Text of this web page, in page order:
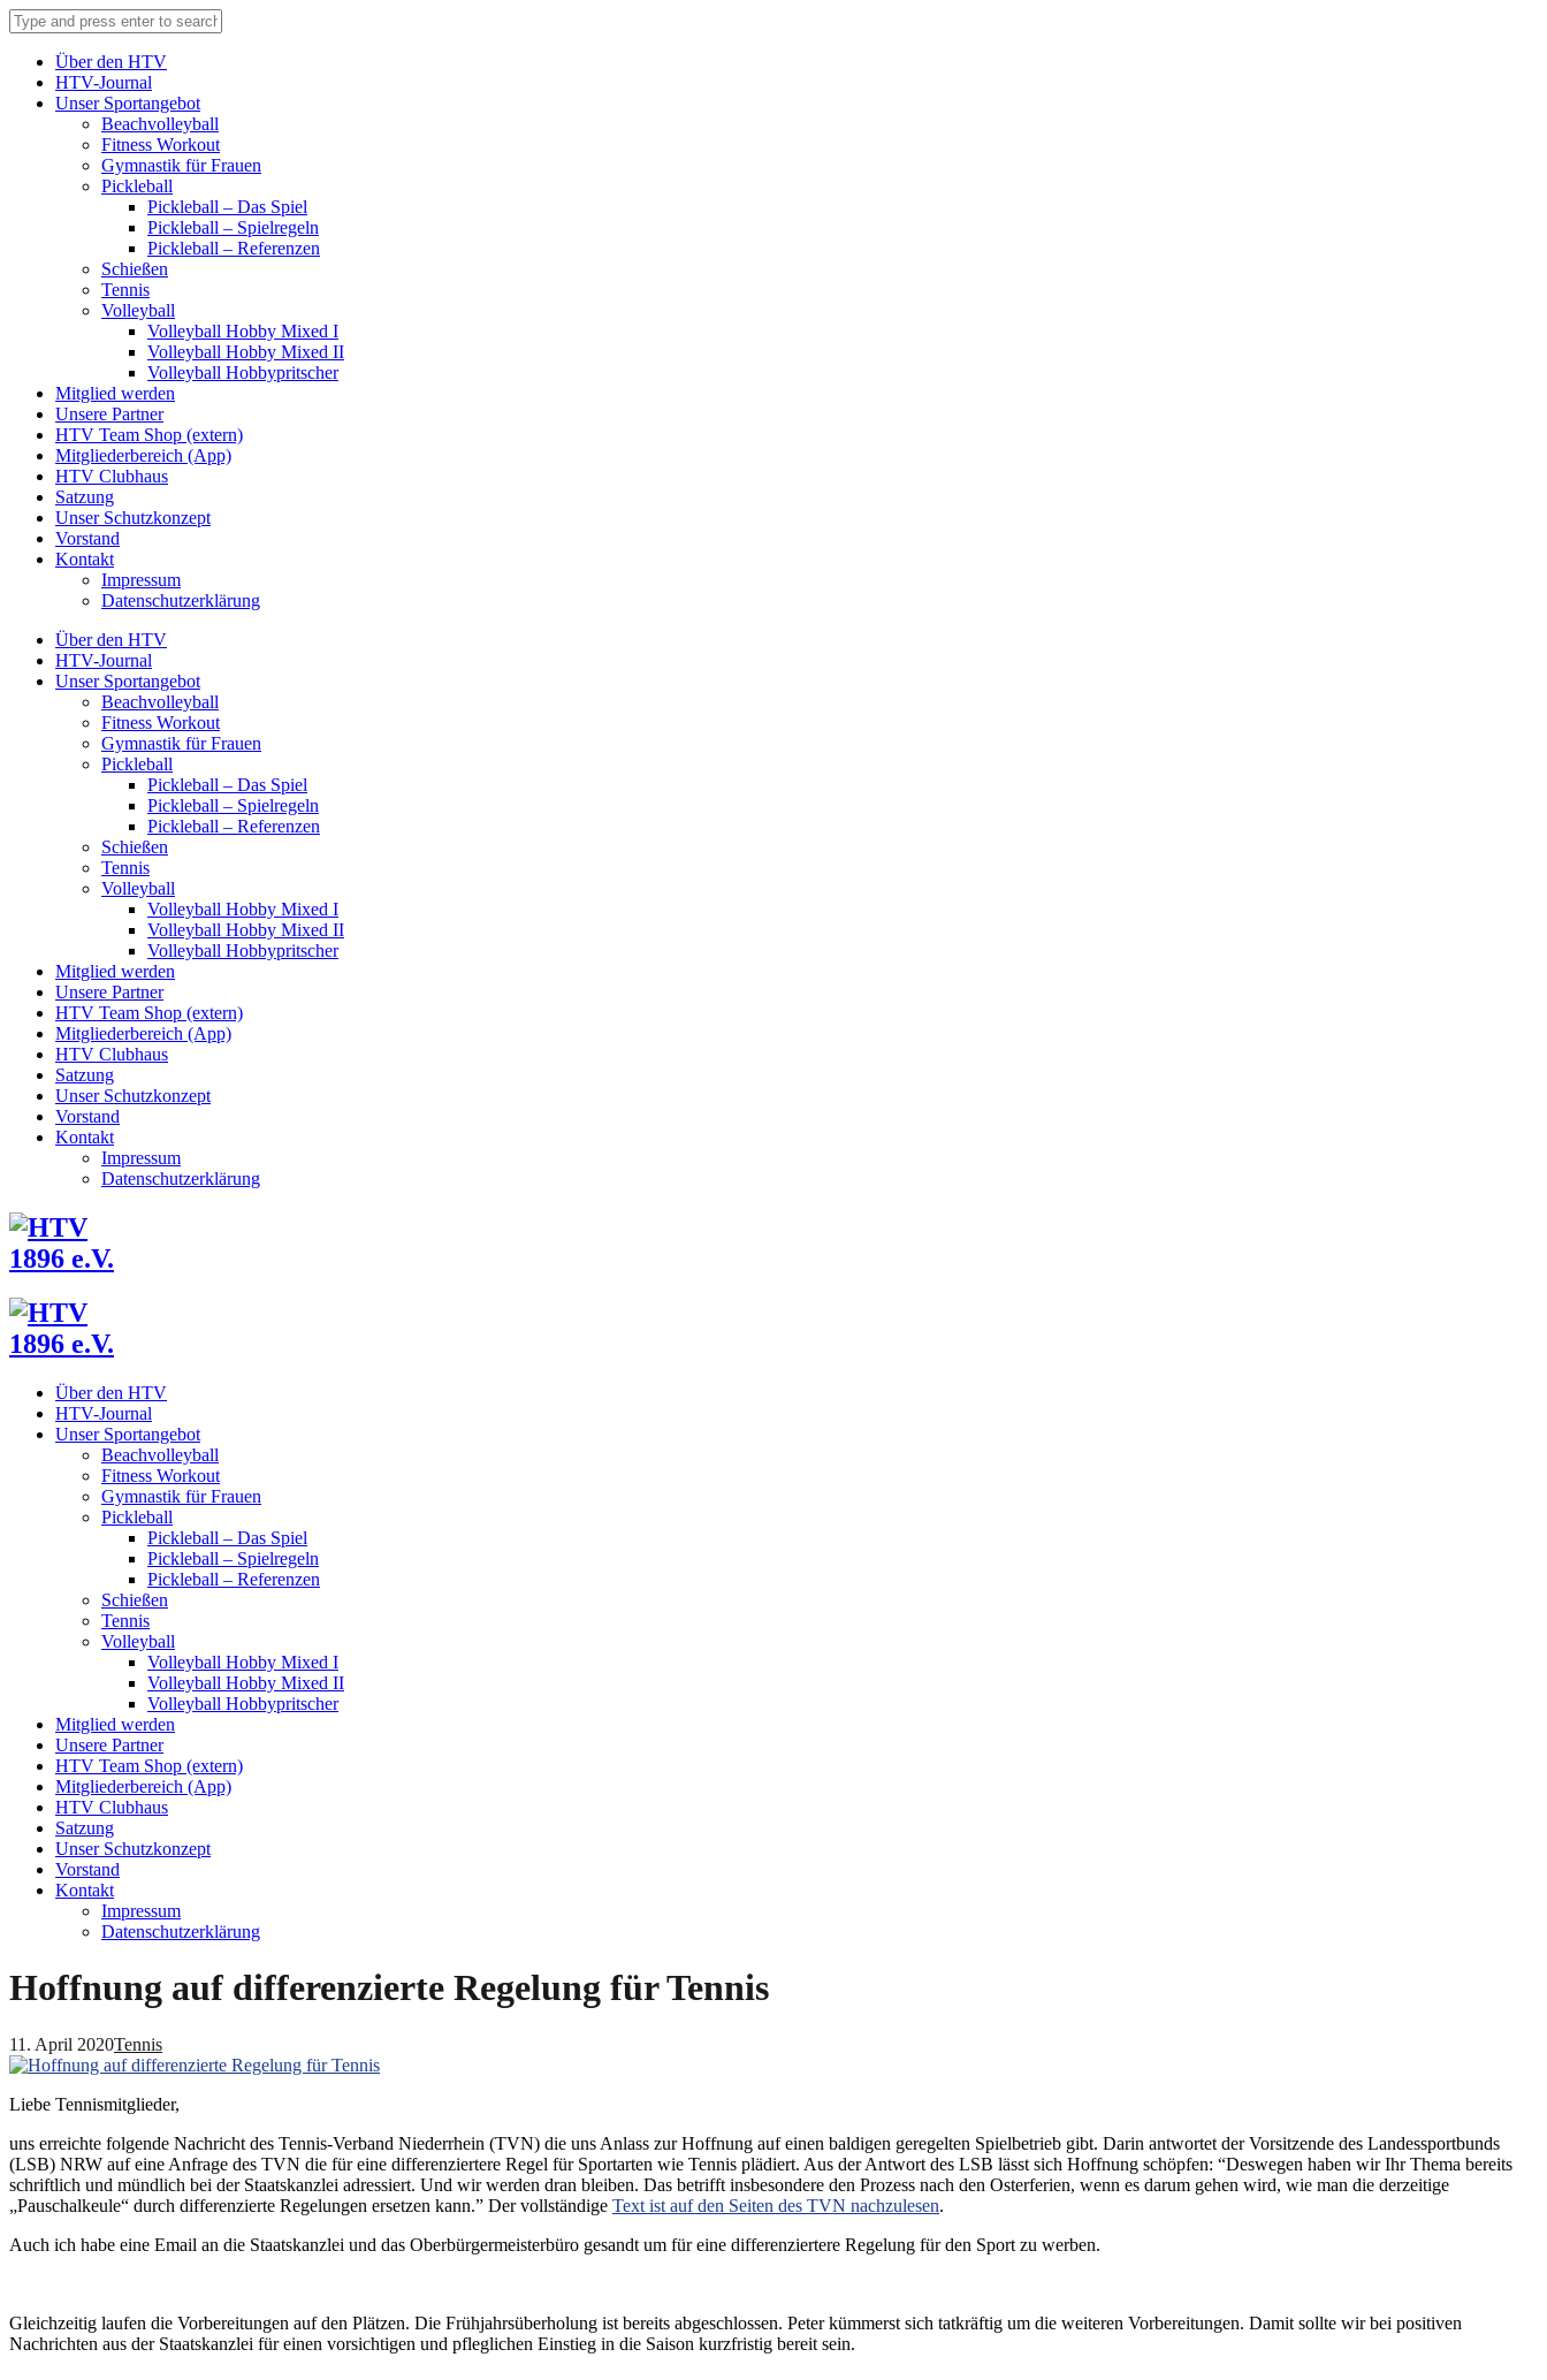
Über den HTV
HTV-Journal
Unser Sportangebot
Beachvolleyball
Fitness Workout
Gymnastik für Frauen
Pickleball
Pickleball – Das Spiel
Pickleball – Spielregeln
Pickleball – Referenzen
Schießen
Tennis
Volleyball
Volleyball Hobby Mixed I
Volleyball Hobby Mixed II
Volleyball Hobbypritscher
Mitglied werden
Unsere Partner
HTV Team Shop (extern)
Mitgliederbereich (App)
HTV Clubhaus
Satzung
Unser Schutzkonzept
Vorstand
Kontakt
Impressum
Datenschutzerklärung
Über den HTV
HTV-Journal
Unser Sportangebot
Beachvolleyball
Fitness Workout
Gymnastik für Frauen
Pickleball
Pickleball – Das Spiel
Pickleball – Spielregeln
Pickleball – Referenzen
Schießen
Tennis
Volleyball
Volleyball Hobby Mixed I
Volleyball Hobby Mixed II
Volleyball Hobbypritscher
Mitglied werden
Unsere Partner
HTV Team Shop (extern)
Mitgliederbereich (App)
HTV Clubhaus
Satzung
Unser Schutzkonzept
Vorstand
Kontakt
Impressum
Datenschutzerklärung
Über den HTV
HTV-Journal
Unser Sportangebot
Beachvolleyball
Fitness Workout
Gymnastik für Frauen
Pickleball
Pickleball – Das Spiel
Pickleball – Spielregeln
Pickleball – Referenzen
Schießen
Tennis
Volleyball
Volleyball Hobby Mixed I
Volleyball Hobby Mixed II
Volleyball Hobbypritscher
Mitglied werden
Unsere Partner
HTV Team Shop (extern)
Mitgliederbereich (App)
HTV Clubhaus
Satzung
Unser Schutzkonzept
Vorstand
Kontakt
Impressum
Datenschutzerklärung
Hoffnung auf differenzierte Regelung für Tennis
11. April 2020Tennis
Liebe Tennismitglieder,
uns erreichte folgende Nachricht des Tennis-Verband Niederrhein (TVN) die uns Anlass zur Hoffnung auf einen baldigen geregelten Spielbetrieb gibt. Darin antwortet der Vorsitzende des Landessportbunds
(LSB) NRW auf eine Anfrage des TVN die für eine differenziertere Regel für Sportarten wie Tennis plädiert. Aus der Antwort des LSB lässt sich Hoffnung schöpfen: “Deswegen haben wir Ihr Thema bereits
schriftlich und mündlich bei der Staatskanzlei adressiert. Und wir werden dran bleiben. Das betrifft insbesondere den Prozess nach den Osterferien, wenn es darum gehen wird, wie man die derzeitige
„Pauschalkeule“ durch differenzierte Regelungen ersetzen kann.” Der vollständige Text ist auf den Seiten des TVN nachzulesen.
Auch ich habe eine Email an die Staatskanzlei und das Oberbürgermeisterbüro gesandt um für eine differenziertere Regelung für den Sport zu werben.
Gleichzeitig laufen die Vorbereitungen auf den Plätzen. Die Frühjahrsüberholung ist bereits abgeschlossen. Peter kümmerst sich tatkräftig um die weiteren Vorbereitungen. Damit sollte wir bei positiven
Nachrichten aus der Staatskanzlei für einen vorsichtigen und pfleglichen Einstieg in die Saison kurzfristig bereit sein.